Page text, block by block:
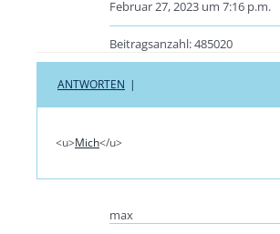
Februar 27, 2023 um 7:16 p.m.
Beitragsanzahl: 485020
ANTWORTEN |
<u>Mich</u>
max